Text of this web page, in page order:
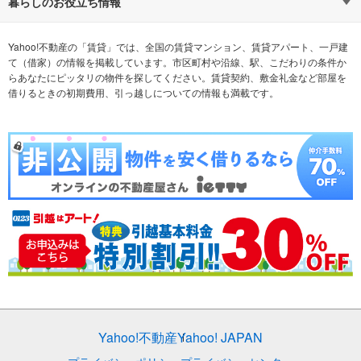
不動産会社から探す 希望の条件から探す
テーマから探す ランキングから探す
新築マンション 中古マンション
新築一戸建て 中古一戸建て
注文住宅 土地
売却査定
マンションカタログ 教えて！住まいの先生
Yahoo!不動産の「賃貸」では、全国の賃貸マンション、賃貸アパート、一戸建
て（借家）の情報を掲載しています。市区町村や沿線、駅、こだわりの条件か
らあなたにピッタリの物件を探してください。賃貸契約、敷金礼金など部屋を
借りるときの初期費用、引っ越しについての情報も満載です。
Yahoo!不動産Yahoo! JAPAN